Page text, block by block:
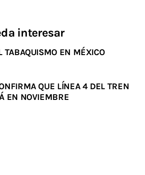
interesar
TABAQUISMO EN MÉXICO
QUE LÍNEA 4 DEL TREN
EN NOVIEMBRE